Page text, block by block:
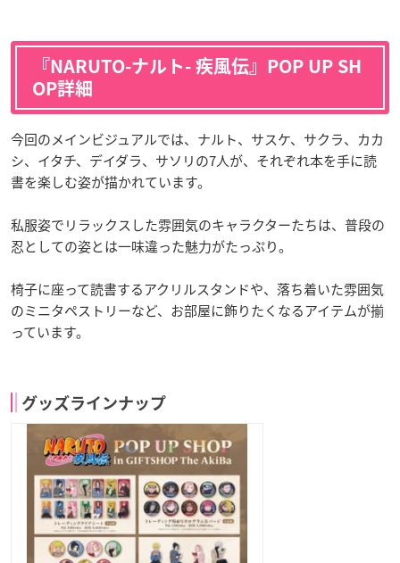
『NARUTO-ナルト- 疾風伝』POP UP SH
OP詳細
今回のメインビジュアルでは、ナルト、サスケ、サクラ、カカ
シ、イタチ、デイダラ、サソリの7人が、それぞれ本を手に読
書を楽しむ姿が描かれています。
私服姿でリラックスした雰囲気のキャラクターたちは、普段の
忍としての姿とは一味違った魅力がたっぷり。
椅子に座って読書するアクリルスタンドや、落ち着いた雰囲気
のミニタペストリーなど、お部屋に飾りたくなるアイテムが揃
っています。
グッズラインナップ